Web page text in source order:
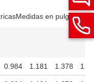
Medidas en pulgadas
0.984 1.181 1.378